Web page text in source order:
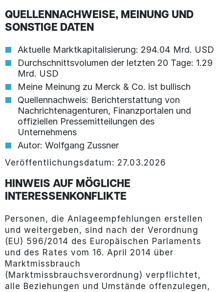
QUELLENNACHWEISE, MEINUNG UND
SONSTIGE DATEN
Aktuelle Marktkapitalisierung: 294.04 Mrd. USD
Durchschnittsvolumen der letzten 20 Tage: 1.29
Mrd. USD
Meine Meinung zu Merck & Co. ist bullisch
Quellennachweis: Berichterstattung von
Nachrichtenagenturen, Finanzportalen und
offiziellen Pressemitteilungen des
Unternehmens
Autor: Wolfgang Zussner
Veröffentlichungsdatum: 27.03.2026
HINWEIS AUF MÖGLICHE
INTERESSENKONFLIKTE
Personen, die Anlageempfehlungen erstellen
und weitergeben, sind nach der Verordnung
(EU) 596/2014 des Europäischen Parlaments
und des Rates vom 16. April 2014 über
Marktmissbrauch
(Marktmissbrauchsverordnung) verpflichtet,
alle Beziehungen und Umstände offenzulegen,